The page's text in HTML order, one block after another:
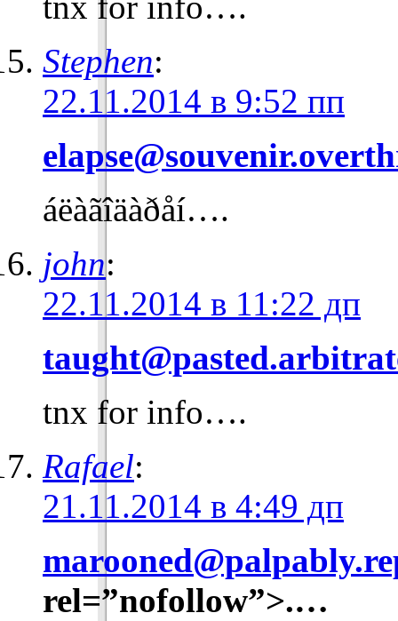
Stephen:
22.11.2014 в 9:52 пп
áëàãîäàðåí….
john:
22.11.2014 в 11:22 дп
tnx for info….
Rafael:
21.11.2014 в 4:49 дп
rel=”nofollow”>.…